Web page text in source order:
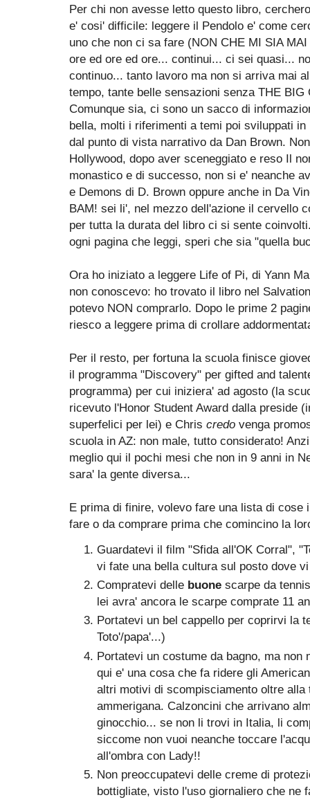
Per chi non avesse letto questo libro,
e' cosi' difficile: leggere il Pendolo e' come
uno che non ci sa fare (NON CHE MI SIA
ore ed ore ed ore... continui... ci sei quasi...
continuo... tanto lavoro ma non si arriva mai
tempo, tante belle sensazioni senza THE BIG
Comunque sia, ci sono un sacco di
bella, molti i riferimenti a temi poi sviluppati
dal punto di vista narrativo da Dan Brown.
Hollywood, dopo aver sceneggiato e reso Il
monastico e di successo, non si e' neanche
e Demons di D. Brown oppure anche in Da
BAM! sei li', nel mezzo dell'azione il cervello
per tutta la durata del libro ci si sente
ogni pagina che leggi, speri che sia "quella
Ora ho iniziato a leggere Life of Pi, di Yann
non conoscevo: ho trovato il libro nel
potevo NON comprarlo. Dopo le prime 2
riesco a leggere prima di crollare
Per il resto, per fortuna la scuola finisce
il programma "Discovery" per gifted and
programma) per cui iniziera' ad agosto (la
ricevuto l'Honor Student Award dalla preside
superfelici per lei) e Chris credo venga
scuola in AZ: non male, tutto considerato!
meglio qui il pochi mesi che non in 9 anni in
sara' la gente diversa...
E prima di finire, volevo fare una lista di cose
fare o da comprare prima che comincino la
Guardatevi il film "Sfida all'OK Corral",
vi fate una bella cultura sul posto dove
Compratevi delle buone scarpe da
lei avra' ancora le scarpe comprate 11
Portatevi un bel cappello per coprirvi la
Toto'/papa'...)
Portatevi un costume da bagno, ma non
qui e' una cosa che fa ridere gli
altri motivi di scompisciamento oltre alla
ammerigana. Calzoncini che arrivano
ginocchio... se non li trovi in Italia, li
siccome non vuoi neanche toccare
all'ombra con Lady!!
Non preoccupatevi delle creme di
bottigliate, visto l'uso giornaliero che ne